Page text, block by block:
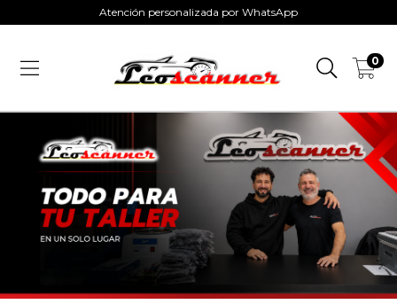
Atención personalizada por WhatsApp
0